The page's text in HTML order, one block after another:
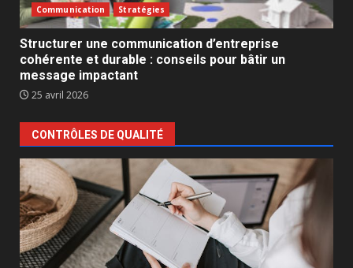
Communication Stratégies
Structurer une communication d’entreprise
cohérente et durable : conseils pour bâtir un
message impactant
25 avril 2026
CONTRÔLES DE QUALITÉ